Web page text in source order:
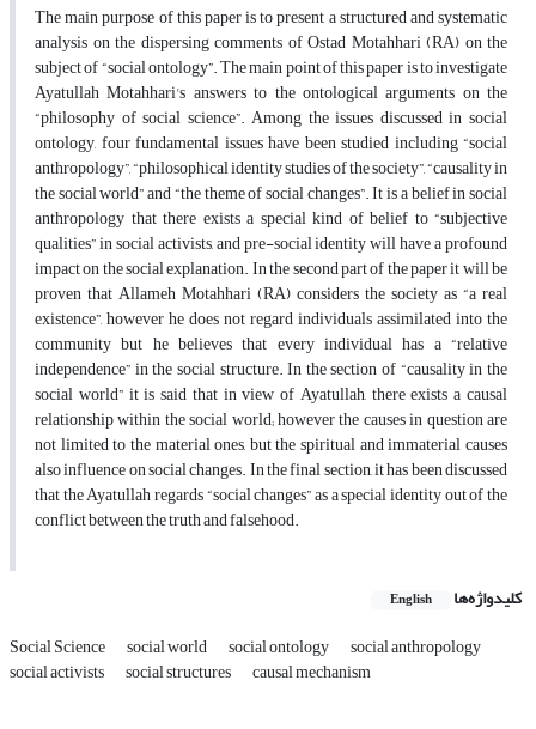
The main purpose of this paper is to present a structured and systematic
analysis on the dispersing comments of Ostad Motahhari (RA) on the
subject of “social ontology”. The main point of this paper is to investigate
Ayatullah Motahhari's answers to the ontological arguments on the
“philosophy of social science”. Among the issues discussed in social
ontology, four fundamental issues have been studied including “social
anthropology”, “philosophical identity studies of the society”, “causality in
the social world” and “the theme of social changes”. It is a belief in social
anthropology that there exists a special kind of belief to “subjective
qualities” in social activists, and pre-social identity will have a profound
impact on the social explanation. In the second part of the paper it will be
proven that Allameh Motahhari (RA) considers the society as “a real
existence”, however he does not regard individuals assimilated into the
community but he believes that every individual has a “relative
independence” in the social structure. In the section of “causality in the
social world” it is said that in view of Ayatullah, there exists a causal
relationship within the social world; however the causes in question are
not limited to the material ones, but the spiritual and immaterial causes
also influence on social changes. In the final section, it has been discussed
that the Ayatullah regards “social changes” as a special identity out of the
conflict between the truth and falsehood.
کلیدواژه‌ها English
Social Science social world social ontology social anthropology
social activists social structures causal mechanism